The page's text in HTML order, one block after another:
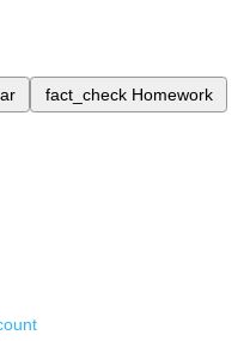
fact_check Homework